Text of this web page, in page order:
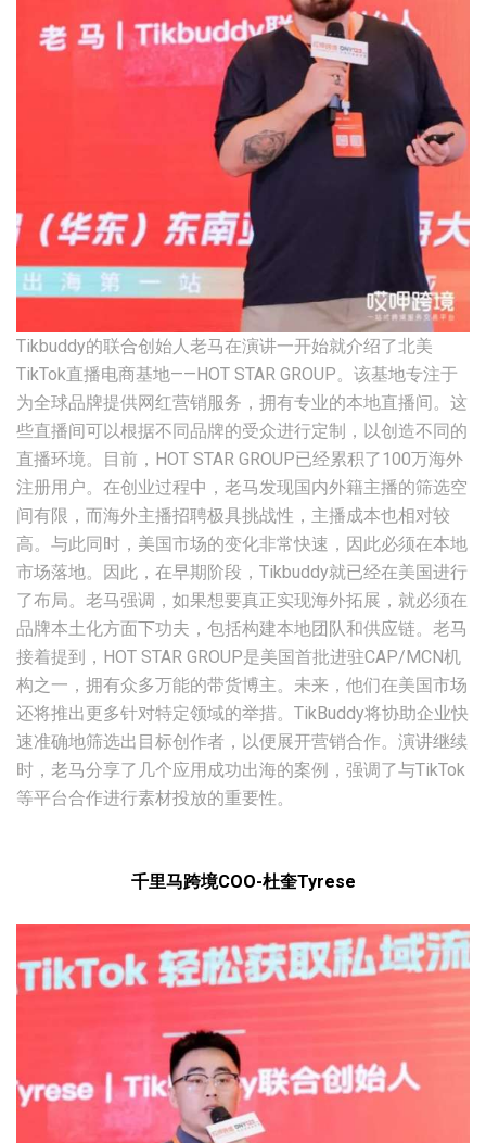
Tikbuddy的联合创始人老马在演讲一开始就介绍了北美
TikTok直播电商基地——HOT STAR GROUP。该基地专注于
为全球品牌提供网红营销服务，拥有专业的本地直播间。这
些直播间可以根据不同品牌的受众进行定制，以创造不同的
直播环境。目前，HOT STAR GROUP已经累积了100万海外
注册用户。在创业过程中，老马发现国内外籍主播的筛选空
间有限，而海外主播招聘极具挑战性，主播成本也相对较
高。与此同时，美国市场的变化非常快速，因此必须在本地
市场落地。因此，在早期阶段，Tikbuddy就已经在美国进行
了布局。老马强调，如果想要真正实现海外拓展，就必须在
品牌本土化方面下功夫，包括构建本地团队和供应链。老马
接着提到，HOT STAR GROUP是美国首批进驻CAP/MCN机
构之一，拥有众多万能的带货博主。未来，他们在美国市场
还将推出更多针对特定领域的举措。TikBuddy将协助企业快
速准确地筛选出目标创作者，以便展开营销合作。演讲继续
时，老马分享了几个应用成功出海的案例，强调了与TikTok
等平台合作进行素材投放的重要性。
千里马跨境COO-杜奎Tyrese